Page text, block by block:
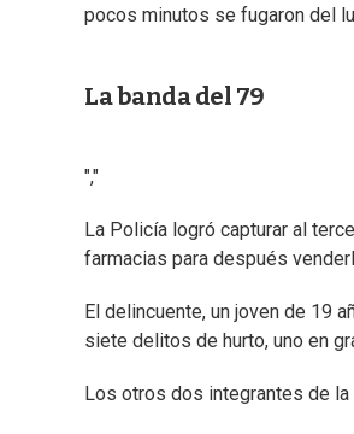
pocos minutos se fugaron del
La banda del 79
","
La Policía logró capturar al
farmacias para después
El delincuente, un joven de 19
siete delitos de hurto, uno en
Los otros dos integrantes de